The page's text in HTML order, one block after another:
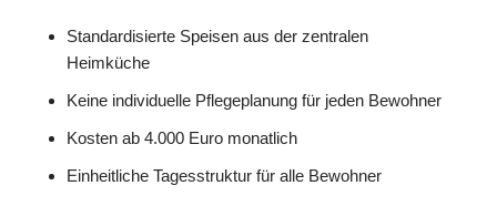
Standardisierte Speisen aus der zentralen
Heimküche
Keine individuelle Pflegeplanung für jeden Bewohner
Kosten ab 4.000 Euro monatlich
Einheitliche Tagesstruktur für alle Bewohner